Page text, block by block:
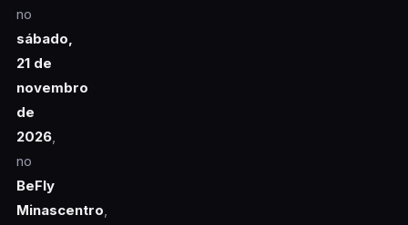
no
sábado,
21 de
novembro
de
2026,
no
BeFly
Minascentro,